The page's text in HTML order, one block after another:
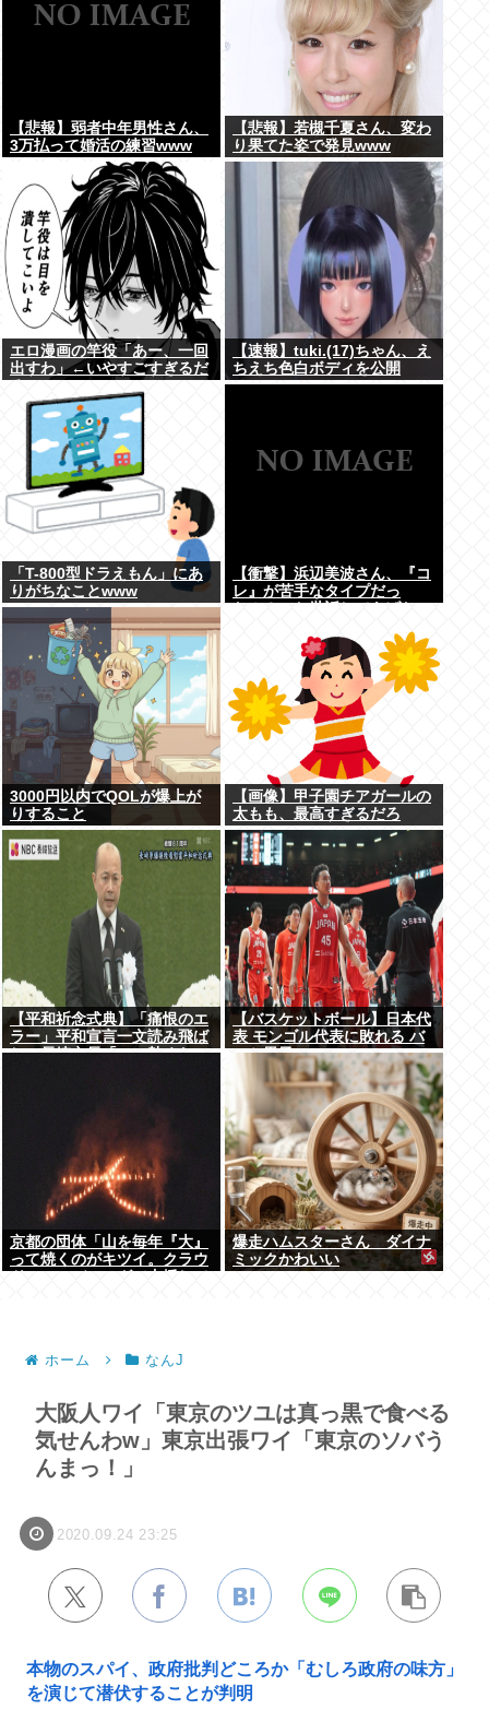
【悲報】弱者中年男性さん、
3万払って婚活の練習www
【悲報】若槻千夏さん、変わ
り果てた姿で発見www
エロ漫画の竿役「あー、一回
出すわ」←いやすごすぎるだ
【速報】tuki.(17)ちゃん、え
ちえち色白ボディを公開
www
「T-800型ドラえもん」にあ
りがちなことwww
【衝撃】浜辺美波さん、『コ
レ』が苦手なタイプだっ
w w w w w w w w
3000円以内でQOLが爆上が
りすること
【画像】甲子園チアガールの
太もも、最高すぎるだろ
www
【平和祈念式典】「痛恨のエ
ラー」平和宣言一文読み飛ば
し…長崎市長「つい熱くなっ
【バスケットボール】日本代
表 モンゴル代表に敗れる バ
スケ男子
京都の団体「山を毎年『大』
って焼くのがキツイ。クラウ
爆走ハムスターさん ダイナ
ミックかわいい
ホーム なんJ
大阪人ワイ「東京のツユは真っ黒で食べる
気せんわw」東京出張ワイ「東京のソバう
んまっ！」
2020.09.24 23:25
本物のスパイ、政府批判どころか「むしろ政府の味方」
を演じて潜伏することが判明